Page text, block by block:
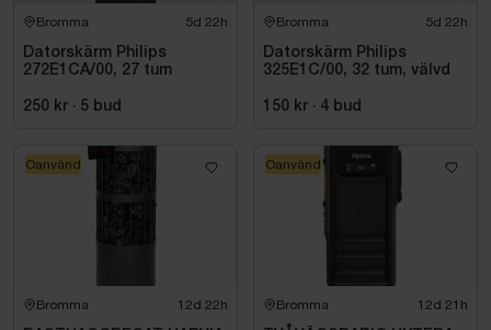
Bromma 5d 22h
Datorskärm Philips
272E1CA/00, 27 tum
250 kr · 5 bud
Bromma 5d 22h
Datorskärm Philips
325E1C/00, 32 tum, välvd
150 kr · 4 bud
Bromma 12d 22h
Oanvänd
Bromma 12d 21h
Oanvänd